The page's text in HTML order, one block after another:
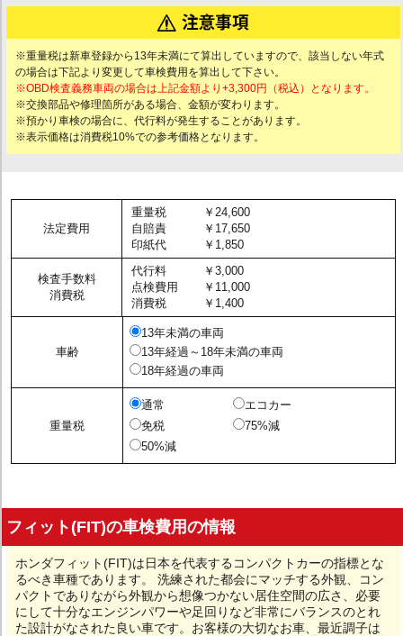
※重量税は新車登録から13年未満にて算出していますので、該当しない年式
の場合は下記より変更して車検費用を算出して下さい。
※OBD検査義務車両の場合は上記金額より+3,300円（税込）となります。
※交換部品や修理箇所がある場合、金額が変わります。
※預かり車検の場合に、代行料が発生することがあります。
※表示価格は消費税10%での参考価格となります。
法定費用
重量税
￥24,600
自賠責
￥17,650
印紙代
￥1,850
検査手数料
消費税
代行料
￥3,000
点検費用
￥11,000
消費税
￥1,400
車齢
13年未満の車両
13年経過～18年未満の車両
18年経過の車両
重量税
通常
エコカー
免税
75%減
50%減
フィット(FIT)の車検費用の情報
ホンダフィット(FIT)は日本を代表するコンパクトカーの指標とな
るべき車種であります。 洗練された都会にマッチする外観、コン
パクトでありながら外観から想像つかない居住空間の広さ、必要
にして十分なエンジンパワーや足回りなど非常にバランスのとれ
た設計がなされた良い車です。お客様の大切なお車、最近調子は